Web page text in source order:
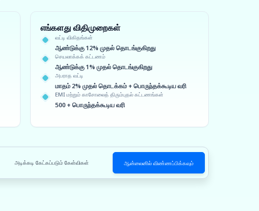
எங்களது விதிமுறைகள்
வட்டி விகிதங்கள்
ஆண்டுக்கு 12% முதல் தொடங்குகிறது
செயலாக்கக் கட்டணம்
ஆண்டுக்கு 1% முதல் தொடங்குகிறது
அபராத வட்டி
மாதம் 2% முதல் தொடக்கம் + பொருந்தக்கூடிய வரி
EMI மற்றும் காசோலைத் திரும்புதல் கட்டணங்கள்
500 + பொருந்தக்கூடிய வரி
அடிக்கடி கேட்கப்படும் கேள்விகள் ஆன்லைனில் விண்ணப்பிக்கவும்